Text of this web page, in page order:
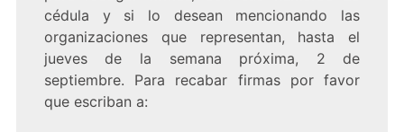
cédula y si lo desean mencionando las
organizaciones que representan, hasta el
jueves de la semana próxima, 2 de
septiembre. Para recabar firmas por favor
que escriban a: